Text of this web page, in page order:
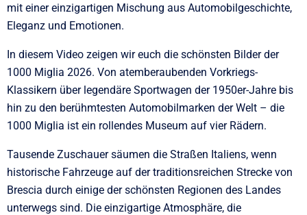
mit einer einzigartigen Mischung aus Automobilgeschichte,
Eleganz und Emotionen.
In diesem Video zeigen wir euch die schönsten Bilder der
1000 Miglia 2026. Von atemberaubenden Vorkriegs-
Klassikern über legendäre Sportwagen der 1950er-Jahre bis
hin zu den berühmtesten Automobilmarken der Welt – die
1000 Miglia ist ein rollendes Museum auf vier Rädern.
Tausende Zuschauer säumen die Straßen Italiens, wenn
historische Fahrzeuge auf der traditionsreichen Strecke von
Brescia durch einige der schönsten Regionen des Landes
unterwegs sind. Die einzigartige Atmosphäre, die